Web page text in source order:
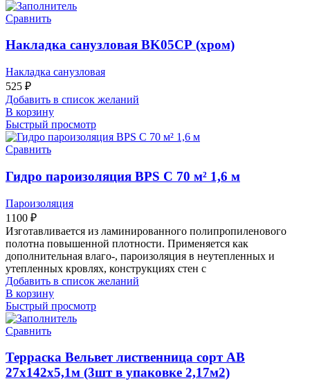
Сравнить
Накладка санузловая BK05СР (хром)
Накладка санузловая
525 ₽
Добавить в список желаний
В корзину
Быстрый просмотр
Сравнить
Гидро пароизоляция BPS C 70 м² 1,6 м
Пароизоляция
1100 ₽
Изготавливается из ламинированного полипропиленового
полотна повышенной плотности. Применяется как
дополнительная влаго-, пароизоляция в неутепленных и
утепленных кровлях, конструкциях стен с
Добавить в список желаний
В корзину
Быстрый просмотр
Сравнить
Терраска Вельвет лиственница сорт АВ
27х142х5,1м (3шт в упаковке 2,17м2)